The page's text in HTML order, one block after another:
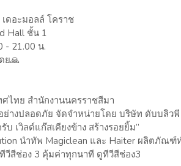
ดอะมอลล์ โคราช
Hall ชั้น 1
- 21.00 น.
ย🙏
ศไทย สำนักงานนครราชสีมา
ย่างปลอดภัย จัดจำหน่ายโดย บริษัท ดับบลิว
เวิลด์แก๊สเคียงข้าง สร้างรอยยิ้ม”
นำทัพ Magiclean และ Haiter ผลิตภัณ
วีสีช่อง 3 คุ้มค่าทุกนาที ดูทีวีสีช่อง3